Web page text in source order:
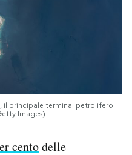
il principale terminal petrolifero
Images)
centodelle